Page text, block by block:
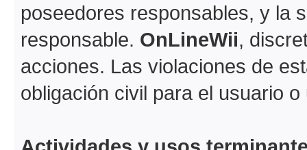
poseedores responsables, y la
responsable. OnLineWii,
acciones. Las violaciones de
obligación civil para el usuario